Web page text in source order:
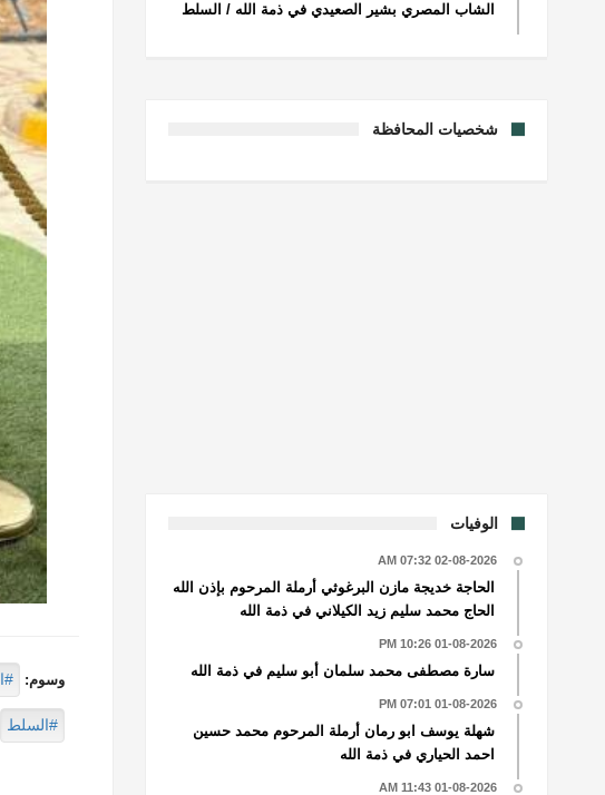
وسوم:
#السلط
الشاب المصري بشير الصعيدي في ذمة الله / السلط
شخصيات المحافظة
الوفيات
02-08-2026 07:32 AM
الحاجة خديجة مازن البرغوثي أرملة المرحوم بإذن الله
الحاج محمد سليم زيد الكيلاني في ذمة الله
01-08-2026 10:26 PM
سارة مصطفى محمد سلمان أبو سليم في ذمة الله
01-08-2026 07:01 PM
شهلة يوسف ابو رمان أرملة المرحوم محمد حسين
احمد الحياري في ذمة الله
01-08-2026 11:43 AM